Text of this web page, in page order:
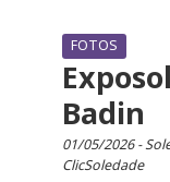
FOTOS
Badin
01/05/2026 -
ClicSoledade